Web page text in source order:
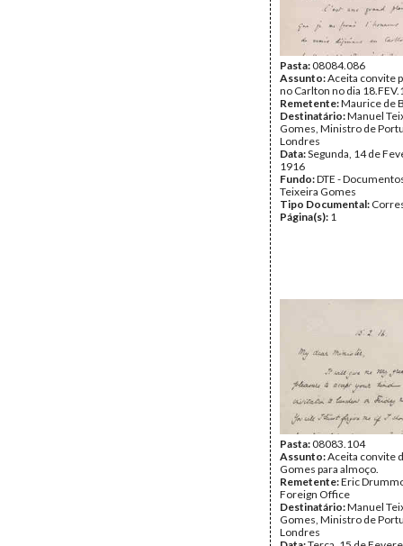
Pasta:08084.086
Assunto:Aceita convite
no Carlton no dia
Remetente:Maurice de
Destinatário:Manuel
Gomes, Ministro de
Londres
Data:Segunda, 14 de
1916
Fundo:DTE -
Teixeira Gomes
Tipo Documental:
Página(s): 1
Pasta:08083.104
Assunto:Aceita convite
Gomes para almoço.
Remetente:Eric
Foreign Office
Destinatário:Manuel
Gomes, Ministro de
Londres